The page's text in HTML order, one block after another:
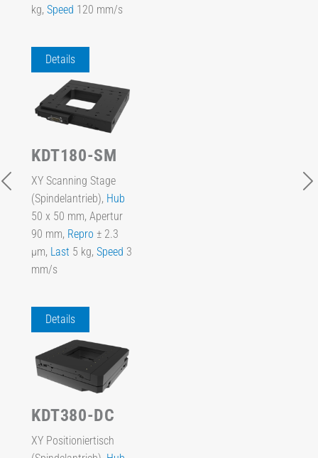
kg, Speed 120 mm/s
Details
KDT180-SM
XY Scanning Stage
(Spindelantrieb), Hub
50 x 50 mm, Apertur
90 mm, Repro ± 2.3
µm, Last 5 kg, Speed 3
mm/s
Details
KDT380-DC
XY Positioniertisch